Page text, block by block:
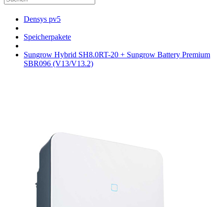
Densys pv5
Speicherpakete
Sungrow Hybrid SH8.0RT-20 + Sungrow Battery Premium
SBR096 (V13/V13.2)